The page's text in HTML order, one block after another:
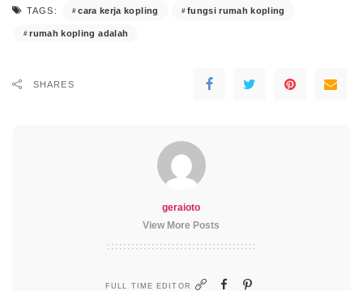
TAGS: cara kerja kopling fungsi rumah kopling
rumah kopling adalah
SHARES
geraioto
View More Posts
FULL TIME EDITOR